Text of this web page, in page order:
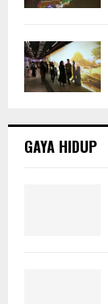
GAYA HIDUP